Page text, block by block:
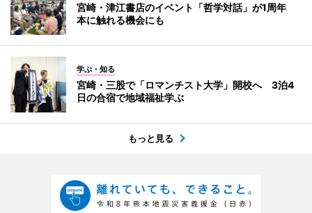
宮崎・津江書店のイベント「哲学対話」が1周年
本に触れる機会にも
学ぶ・知る
宮崎・三股で「ロマンチスト大学」開校へ 3泊4
日の合宿で地域福祉学ぶ
もっと見る